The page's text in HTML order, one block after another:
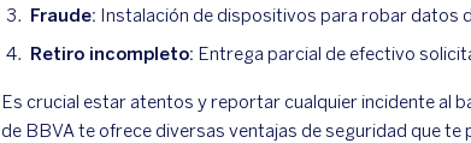
Fraude: Instalación de dispositivos para robar datos
Retiro incompleto: Entrega parcial de efectivo
Es crucial estar atentos y reportar cualquier incidente al
de BBVA te ofrece diversas ventajas de seguridad que te